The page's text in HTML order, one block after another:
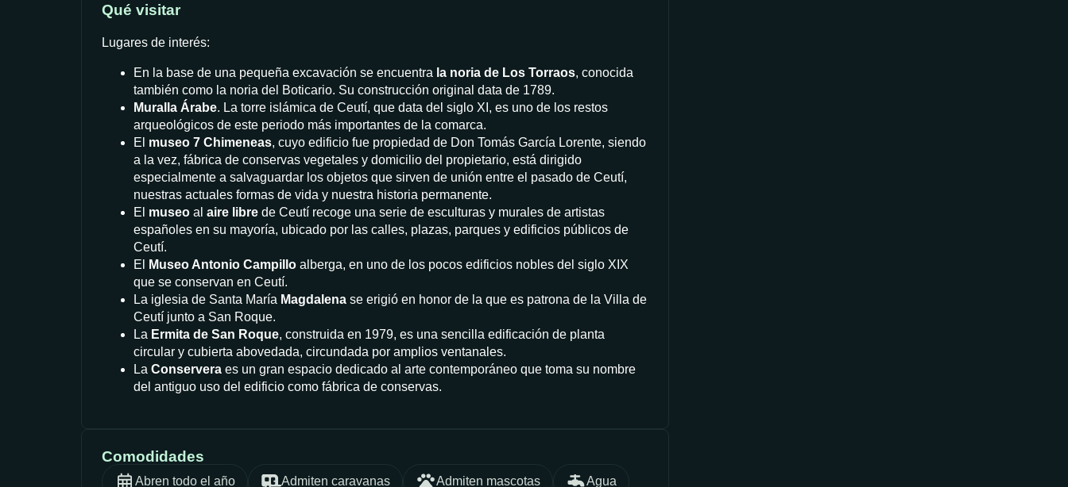
Qué visitar
Lugares de interés:
En la base de una pequeña excavación se encuentra la noria de Los Torraos, conocida
también como la noria del Boticario. Su construcción original data de 1789.
Muralla Árabe. La torre islámica de Ceutí, que data del siglo XI, es uno de los restos
arqueológicos de este periodo más importantes de la comarca.
El museo 7 Chimeneas, cuyo edificio fue propiedad de Don Tomás García Lorente, siendo
a la vez, fábrica de conservas vegetales y domicilio del propietario, está dirigido
especialmente a salvaguardar los objetos que sirven de unión entre el pasado de Ceutí,
nuestras actuales formas de vida y nuestra historia permanente.
El museo al aire libre de Ceutí recoge una serie de esculturas y murales de artistas
españoles en su mayoría, ubicado por las calles, plazas, parques y edificios públicos de
Ceutí.
El
Museo Antonio Campillo alberga, en uno de los pocos edificios nobles del siglo XIX
que se conservan en Ceutí.
La iglesia de Santa María Magdalena se erigió en honor de la que es patrona de la Villa de
Ceutí junto a San Roque.
La Ermita de San Roque, construida en 1979, es una sencilla edificación de planta
circular y cubierta abovedada, circundada por amplios ventanales.
La Conservera es un gran espacio dedicado al arte contemporáneo que toma su nombre
del antiguo uso del edificio como fábrica de conservas.
Comodidades
Abren todo el año Admiten caravanas Admiten mascotas Agua